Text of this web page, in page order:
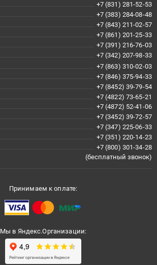
+7 (831) 281-52-53
+7 (383) 284-08-48
+7 (843) 211-02-57
+7 (861) 201-25-33
+7 (391) 216-76-03
+7 (342) 207-98-33
+7 (863) 310-02-03
+7 (846) 375-94-33
+7 (8452) 39-79-54
+7 (4822) 73-65-21
+7 (4872) 52-41-06
+7 (3452) 39-72-57
+7 (347) 225-06-33
+7 (351) 220-14-23
+7 (800) 301-34-28
(бесплатный звонок)
Принимаем к оплате:
Мы в Яндекс.Организации: